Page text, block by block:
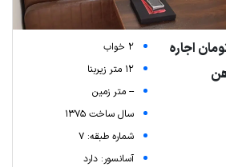
2 خواب
12 متر زیربنا
-- متر زمین
سال ساخت 1375
شماره طبقه: 7
آسانسور: دارد